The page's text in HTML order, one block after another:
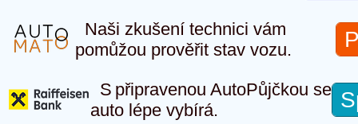
Naši zkušení technici vám
pomůžou prověřit stav vozu.
S připravenou AutoPůjčkou se
auto lépe vybírá.